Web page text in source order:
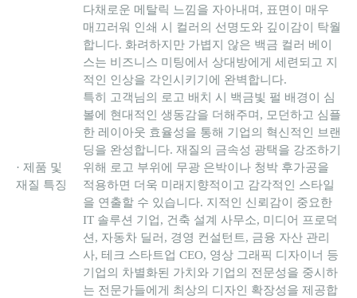
· 제품 및
재질 특징
다채로운 메탈릭 느낌을 자아내며, 표면이 매우
매끄러워 인쇄 시 컬러의 선명도와 깊이감이 탁월
합니다. 화려하지만 가볍지 않은 백금 컬러 베이
스는 비즈니스 미팅에서 상대방에게 세련되고 지
적인 인상을 각인시키기에 완벽합니다.
특히 고객님의 로고 배치 시 백금빛 펄 배경이 심
볼에 현대적인 생동감을 더해주며, 모던하고 심플
한 레이아웃 효율성을 통해 기업의 혁신적인 브랜
딩을 완성합니다. 재질의 금속성 광택을 강조하기
위해 로고 부위에 무광 은박이나 청박 후가공을
적용하면 더욱 미래지향적이고 감각적인 스타일
을 연출할 수 있습니다. 지적인 신뢰감이 중요한
IT 솔루션 기업, 건축 설계 사무소, 미디어 프로덕
션, 자동차 딜러, 경영 컨설턴트, 금융 자산 관리
사, 테크 스타트업 CEO, 영상 그래픽 디자이너 등
기업의 차별화된 가치와 기업의 전문성을 중시하
는 전문가들에게 최상의 디자인 확장성을 제공합